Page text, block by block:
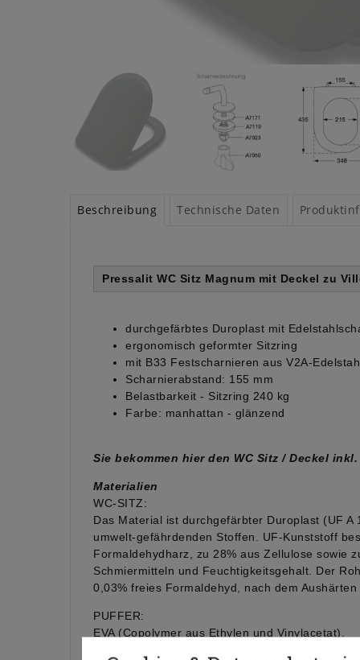
Beschreibung Technische Daten
Pressalit WC Sitz Magnum mit Deckel zu
durchgefärbtes Duroplast mit
ergonomisch geformter Sitzring
mit B33 Festscharnieren aus V2A-
Scharnierabstand: 155 mm
Belastbarkeit - Sitzring 240 kg
Farbe: manhattan - glänzend
Sie bekommen hier den WC Sitz / Deckel
Materialien
WC-SITZ:
Das Material ist durchgefärbter Duroplast (UF A
umwelt-gefährdenden Stoffen. UF-Kunststoff
Formaldehydharz, zu 28% aus Zellulose sowie
Schmiermitteln und Feuchtigkeitsgehalt. Der
0,03% freies Formaldehyd, nach dem Aushärten
PUFFER:
EVA (Copolymer aus Ethylen und Vinylacetat).